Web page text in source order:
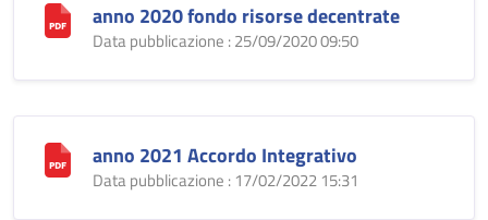
anno 2020 fondo risorse decentrate
Data pubblicazione : 25/09/2020 09:50
anno 2021 Accordo Integrativo
Data pubblicazione : 17/02/2022 15:31